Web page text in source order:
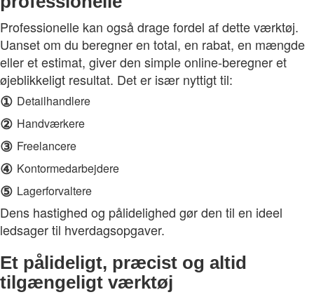
Professionelle kan også drage fordel af dette værktøj.
Uanset om du beregner en total, en rabat, en mængde
eller et estimat, giver den simple online-beregner et
øjeblikkeligt resultat. Det er især nyttigt til:
① Detailhandlere
② Handværkere
③ Freelancere
④ Kontormedarbejdere
⑤ Lagerforvaltere
Dens hastighed og pålidelighed gør den til en ideel
ledsager til hverdagsopgaver.
Et pålideligt, præcist og altid
tilgængeligt værktøj